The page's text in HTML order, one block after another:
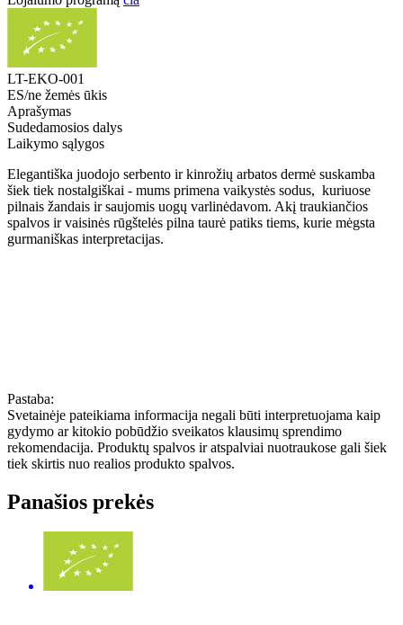
LT-EKO-001
ES/ne žemės ūkis
Aprašymas
Sudedamosios dalys
Laikymo sąlygos
Elegantiška juodojo serbento ir kinrožių arbatos dermė suskamba
šiek tiek nostalgiškai - mums primena vaikystės sodus, kuriuose
pilnais žandais ir saujomis uogų varlinėdavom. Akį traukiančios
spalvos ir vaisinės rūgštelės pilna taurė patiks tiems, kurie mėgsta
gurmaniškas interpretacijas.
Pastaba:
Svetainėje pateikiama informacija negali būti interpretuojama kaip
gydymo ar kitokio pobūdžio sveikatos klausimų sprendimo
rekomendacija. Produktų spalvos ir atspalviai nuotraukose gali šiek
tiek skirtis nuo realios produkto spalvos.
Panašios prekės